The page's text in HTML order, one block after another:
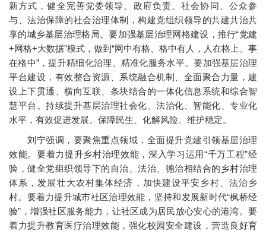
新方式，健全完善党委领导、政府负责、社会协同、公众参
与、法治保障的社会治理体制，构建党组织领导的共建共治共
享的城乡基层治理格局。要加强基层治理网格建设，推行“党建
+网格+大数据”模式，做到“网中有格、格中有人，人在格上、事
在格中”，提升精细化治理、精准化服务水平。要加强基层治理
平台建设，有效整合资源、系统融合机制、全面聚合力量，建
设上下贯通、横向互联、条块结合的一体化信息系统和综合智
慧平台。持续提升基层治理社会化、法治化、智能化、专业化
水平，有效促进发展、保障民生、化解风险、维护稳定。
刘宁强调，要聚焦重点领域，全面提升党建引领基层治理
效能。要着力提升乡村治理效能，深入学习运用“千万工程”经
验，健全党组织领导下的自治、法治、德治相结合的乡村治理
体系，发展壮大农村集体经济，加快建设平安乡村、法治乡
村。要着力提升城市社区治理效能，坚持和发展新时代“枫桥经
验”，增强社区服务能力，让社区成为居民放心安心的港湾。要
着力提升教育医疗治理效能，强化校园安全建设，营造良好育